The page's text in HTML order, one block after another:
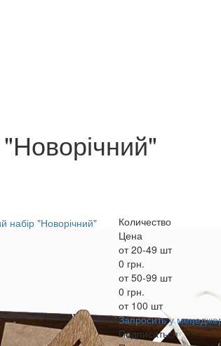
Количество
Цена
от 20-49 шт
0 грн.
от 50-99 шт
0 грн.
от 100 шт
Запросить у
Подписаться